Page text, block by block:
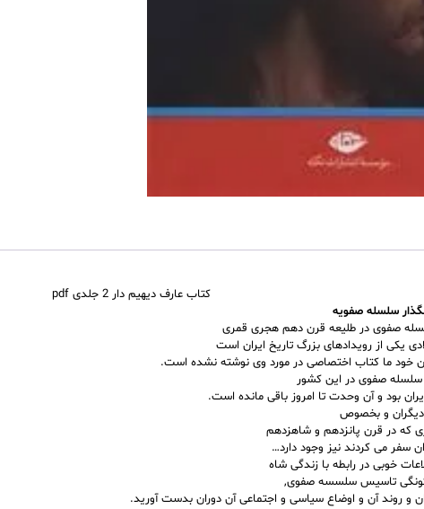
کتاب عارف دیهیم دار 2 جلدی pdf
سلسله صفویه
سلسله صفوی در طلیعه قرن دهم هجری قمری
یکی از رویدادهای بزرگ تاریخ ایران است
خود ما کتاب اختصاصی در مورد وی نوشته نشده است.
سلسله صفوی در این کشور
بود و آن وحدت تا امروز باقی مانده است.
دیگران و بخصوص
که در قرن پانزدهم و شاهزدهم
سفر می کردند نیز وجود دارد…
خوبی در رابطه با زندگی شاه
تاسیس سلسسه صفوی,
و روند آن و اوضاع سیاسی و اجتماعی آن دوران بدست آورید.